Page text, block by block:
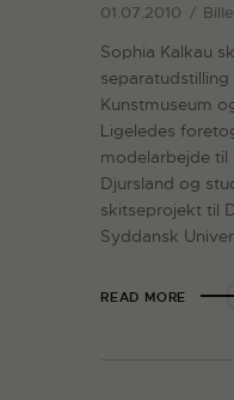
01.07.2010
Sophia Kalkau
separatudstilling
Kunstmuseum
Ligeledes
modelarbejde
Djursland og
skitseprojekt til
Syddansk
READ MORE